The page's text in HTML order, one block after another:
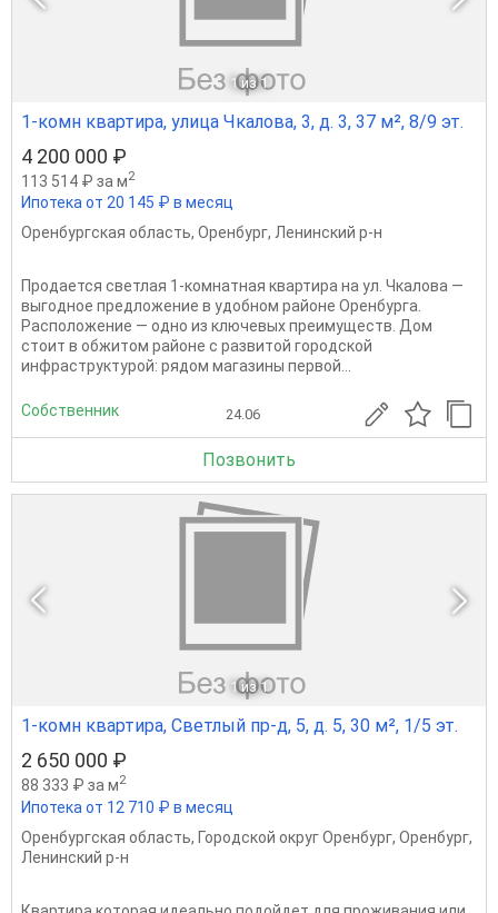
1 из 1
1-комн квартира, улица Чкалова, 3, д. 3, 37 м², 8/9 эт.
4 200 000 ₽
113 514 ₽ за м2
Ипотека от 20 145 ₽ в месяц
Оренбургская область, Оренбург, Ленинский р-н
Продается светлая 1-комнатная квартира на ул. Чкалова —
выгодное предложение в удобном районе Оренбурга.
Расположение — одно из ключевых преимуществ. Дом
стоит в обжитом районе с развитой городской
инфраструктурой: рядом магазины первой...
Собственник 24.06
Позвонить
1 из 1
1-комн квартира, Светлый пр-д, 5, д. 5, 30 м², 1/5 эт.
2 650 000 ₽
88 333 ₽ за м2
Ипотека от 12 710 ₽ в месяц
Оренбургская область, Городской округ Оренбург, Оренбург,
Ленинский р-н